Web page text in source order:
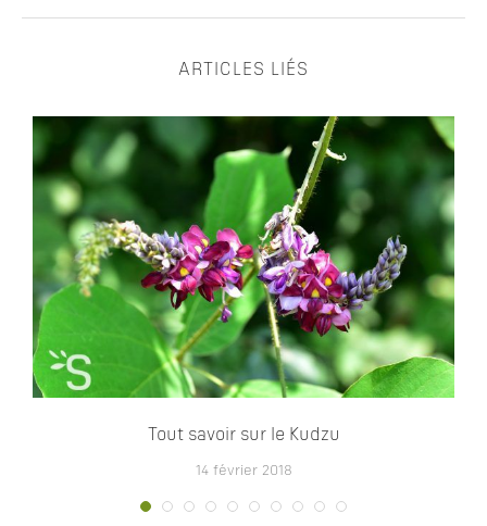
ARTICLES LIÉS
Tout savoir sur le Kudzu
14 février 2018